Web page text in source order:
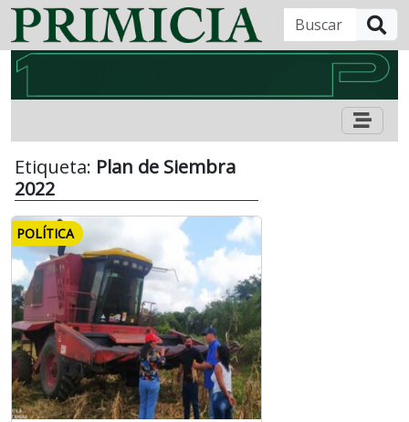
Etiqueta: Plan de Siembra
2022
POLÍTICA